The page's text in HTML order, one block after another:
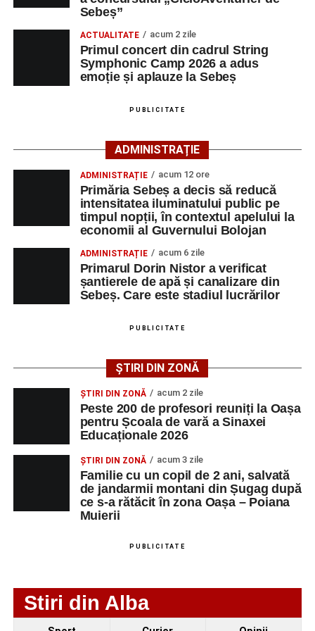
de Sebeș”
Primul concert din cadrul String Symphonic Camp
2026 a adus emoție și aplauze la Sebeș
cât și celor aflate la început de carieră.
Cei interesați pot consulta toate locurile de muncă
disponibile accesând platforma oficială ANOFM,
AJOFM Alba, apoi secțiunea„Persoane fizice
– Locuri de muncă vacante”
. De asemenea, informații
Lista publicată de AJOFM Alba include, pe lângă
denumirea posturilor vacante din Săsciori, și datele de
contact ale angajatorilor, precum numere de telefon și
adrese de e-mail, pentru ca persoanele interesate să
poată solicita detalii despre condițiile de angajare,
programul de lucru și procesul de recrutare.
Mai jos puteți consulta lista completă a locurilor de
muncă disponibile în comuna Săsciori la data de 4
AGENT OCUPAŢIA
NR.
NR.
Technology Srl
OPERATOR LA
MASINI-UNELTE
NUMERICA
1 0752826367
Ultimele știri din Sebeș
Sebeș”
ACTUALITATE acum 2 zile
Primul concert din cadrul String
Symphonic Camp 2026 a adus
emoție și aplauze la Sebeș
PUBLICITATE
ADMINISTRAȚIE
ADMINISTRAȚIE acum 12 ore
Primăria Sebeș a decis să reducă
intensitatea iluminatului public pe
timpul nopții, în contextul apelului la
economii al Guvernului Bolojan
ADMINISTRAȚIE acum 6 zile
Primarul Dorin Nistor a verificat
șantierele de apă și canalizare din
Sebeș. Care este stadiul lucrărilor
PUBLICITATE
ȘTIRI DIN ZONĂ
ȘTIRI DIN ZONĂ acum 2 zile
Peste 200 de profesori reuniți la Oașa
pentru Școala de vară a Sinaxei
Educaționale 2026
ȘTIRI DIN ZONĂ acum 3 zile
Familie cu un copil de 2 ani, salvată
de jandarmii montani din Șugag după
ce s-a rătăcit în zona Oașa – Poiana
Muierii
PUBLICITATE
Stiri din Alba